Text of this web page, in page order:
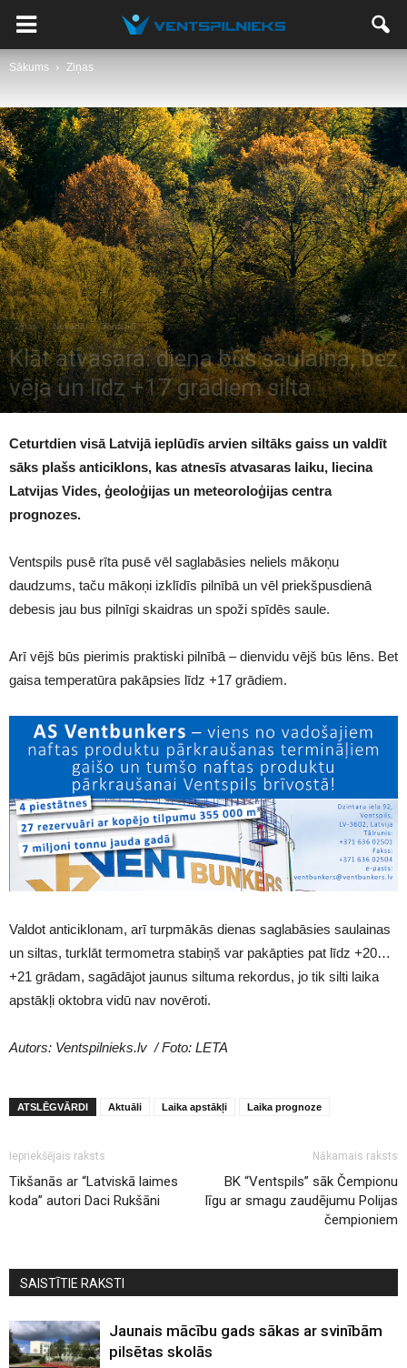
Sākums Ziņas
Ziņas Novadā Ventspilī
Klāt atvasara: diena būs saulaina, bez
vēja un līdz +17 grādiem silta
1055
Ceturtdien visā Latvijā ieplūdīs arvien siltāks gaiss un valdīt
sāks plašs anticiklons, kas atnesīs atvasaras laiku, liecina
Latvijas Vides, ģeoloģijas un meteoroloģijas centra
prognozes.
Ventspils pusē rīta pusē vēl saglabāsies neliels mākoņu
daudzums, taču mākoņi izklīdīs pilnībā un vēl priekšpusdienā
debesis jau bus pilnīgi skaidras un spoži spīdēs saule.
Arī vējš būs pierimis praktiski pilnībā – dienvidu vējš būs lēns. Bet
gaisa temperatūra pakāpsies līdz +17 grādiem.
Valdot anticiklonam, arī turpmākās dienas saglabāsies saulainas
un siltas, turklāt termometra stabiņš var pakāpties pat līdz +20…
+21 grādam, sagādājot jaunus siltuma rekordus, jo tik silti laika
apstākļi oktobra vidū nav novēroti.
Autors: Ventspilnieks.lv / Foto: LETA
ATSLĒGVĀRDI Aktuāli Laika apstākļi Laika prognoze
Iepriekšējais raksts
Tikšanās ar “Latviskā laimes
koda” autori Daci Rukšāni
Nākamais raksts
BK “Ventspils” sāk Čempionu
līgu ar smagu zaudējumu Polijas
čempioniem
SAISTĪTIE RAKSTI
Jaunais mācību gads sākas ar svinībām
pilsētas skolās